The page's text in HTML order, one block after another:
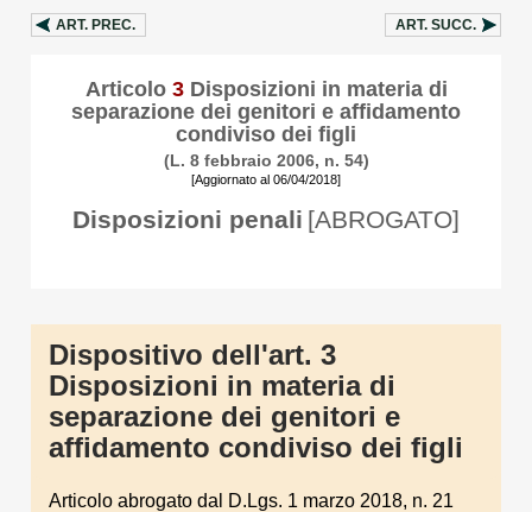
ART. PREC. ART. SUCC.
Articolo 3Disposizioni in materia di
separazione dei genitori e affidamento
condiviso dei figli
(L. 8 febbraio 2006, n. 54)
[Aggiornato al 06/04/2018]
Disposizioni penali [ABROGATO]
Dispositivo dell'art. 3
Disposizioni in materia di
separazione dei genitori e
affidamento condiviso dei figli
Articolo abrogato dal D.Lgs. 1 marzo 2018, n. 21